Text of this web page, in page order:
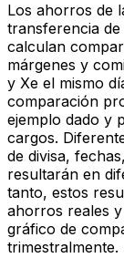
Los ahorros de
transferencia
calculan
márgenes y
y Xe el mismo
comparación
ejemplo dado y
cargos.
de divisa,
resultarán en
tanto, estos
ahorros reales
gráfico de
trimestralmente.